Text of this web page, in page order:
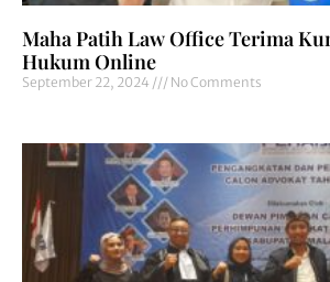
Maha Patih Law Office Terima
Hukum Online
September 22, 2024 No Comments